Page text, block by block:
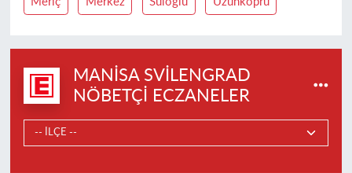
MANISA SVILENGRAD
NÖBETÇI ECZANELER